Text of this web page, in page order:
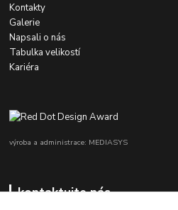
Kontakty
Galerie
Napsali o nás
Tabulka velikostí
Kariéra
výroba a administrace: MEDIASYS
kontaktujte nás